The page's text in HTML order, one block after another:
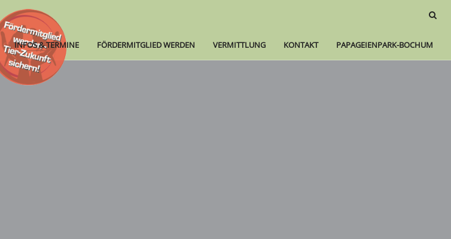
Suche:
INFOS & TERMINE FÖRDERMITGLIED WERDEN VERMITTLUNG KONTAKT PAPAGEIENPARK-BOCHUM